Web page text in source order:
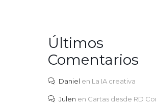
Últimos
Comentarios
Daniel en La IA creativa
Julen en Cartas desde RD